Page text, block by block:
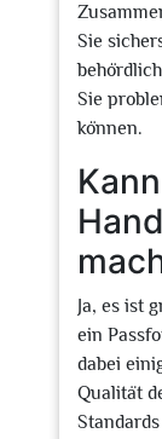
Sie
Sie
können.
Ja, es ist
ein
dabei
Qualität